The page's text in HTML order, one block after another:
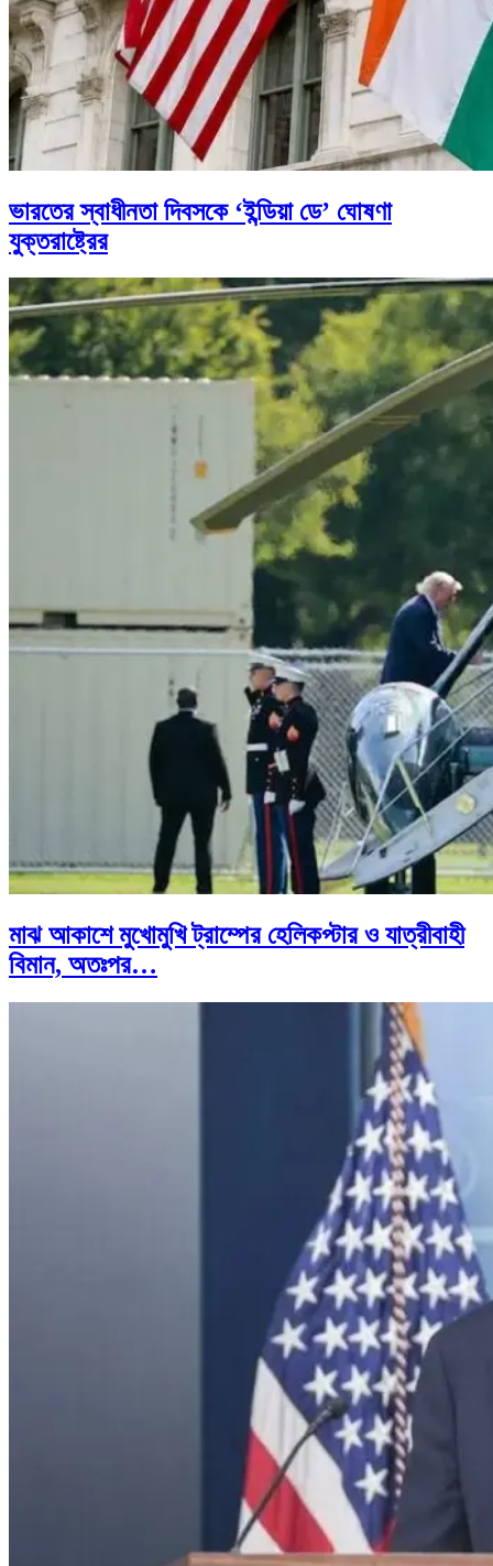
ভারতের স্বাধীনতা দিবসকে ‘ইন্ডিয়া ডে’ ঘোষণা
যুক্তরাষ্ট্রের
মাঝ আকাশে মুখোমুখি ট্রাম্পের হেলিকপ্টার ও যাত্রীবাহী
বিমান, অতঃপর…